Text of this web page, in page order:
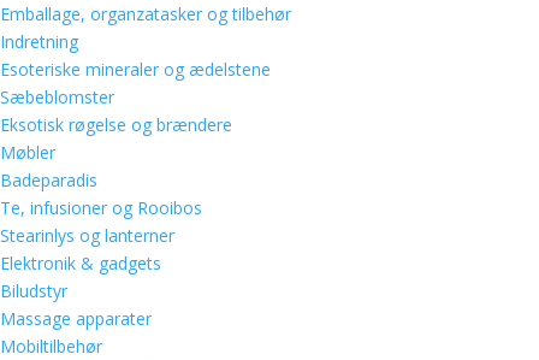
Emballage, organzatasker og tilbehør
Indretning
Esoteriske mineraler og ædelstene
Sæbeblomster
Eksotisk røgelse og brændere
Møbler
Badeparadis
Te, infusioner og Rooibos
Stearinlys og lanterner
Elektronik & gadgets
Biludstyr
Massage apparater
Mobiltilbehør